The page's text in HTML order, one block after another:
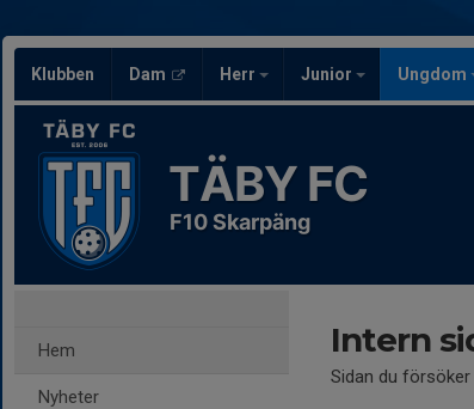
Klubben Dam Herr Junior Ungdom
TÄBY FC
F10 Skarpäng
Hem
Nyheter
Intern
Sidan du